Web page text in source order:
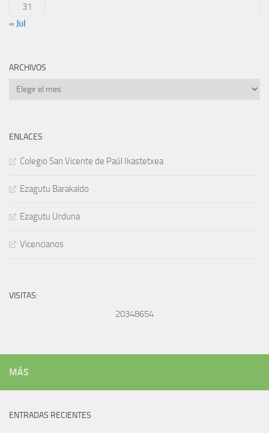
31
« Jul
ARCHIVOS
Archivos
ENLACES
Colegio San Vicente de Paúl Ikastetxea
Ezagutu Barakaldo
Ezagutu Urduna
Vicencianos
VISITAS:
20348654
MÁS
ENTRADAS RECIENTES